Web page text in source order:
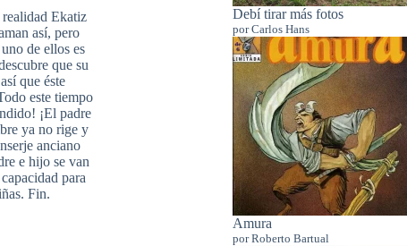
Ekatiz
así, pero
de ellos es
que su
que éste
este tiempo
¡El padre
ya no rige y
anciano
e hijo se van
para
Fin.
Debí tirar más fotos
por Carlos Hans
Amura
por Roberto Bartual